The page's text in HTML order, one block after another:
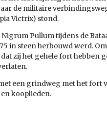
de militaire
Victrix) stond.
Pullum tijdens de
in steen herbouwd werd.
zij het gehele fort hebben
een grindweg met het fort
kooplieden.